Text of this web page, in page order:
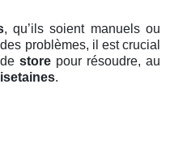
, qu’ils soient manuels ou
problèmes, il est crucial
storepour résoudre, au
.